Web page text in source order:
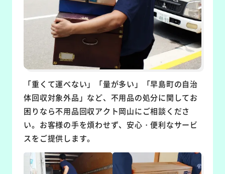
「重くて運べない」「量が多い」「早島町の自治
体回収対象外品」など、不用品の処分に関してお
困りなら不用品回収アクト岡山にご相談くださ
い。お客様の手を煩わせず、安心・便利なサービ
スをご提供します。